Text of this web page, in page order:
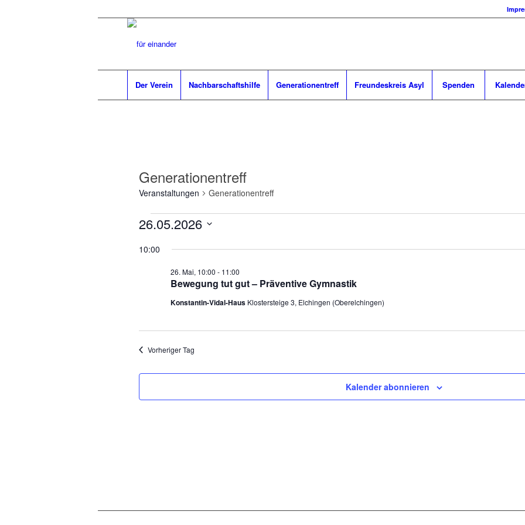
Der Verein Nachbarschaftshilfe Generationentreff Freundeskreis Asyl Spenden
Generationentreff
Veranstaltungen Generationentreff
Veranstaltungen
26.
2026
26.05.2026
wählen.
10:00
Bewegung tut gut – Präventive Gymnastik
26. Mai, 10:00 - 11:00
Konstantin-Vidal-Haus Klostersteige 3, Elchingen (Oberelchingen)
Vorheriger Tag
Kalender abonnieren